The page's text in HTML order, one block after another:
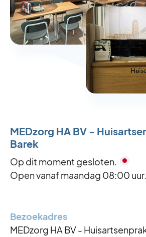
MEDzorg HA BV -
Barek
Op dit moment gesloten.
Open vanaf maandag 08:00 uur.
Bezoekadres
MEDzorg HA BV -
Reguliere
Woensdag
Donderdag